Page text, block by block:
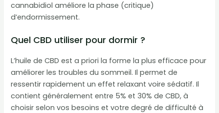
cannabidiol améliore la phase (critique)
d’endormissement.
Quel CBD utiliser pour dormir ?
L’huile de CBD est a priori la forme la plus efficace pour
améliorer les troubles du sommeil. Il permet de
ressentir rapidement un effet relaxant voire sédatif. Il
contient généralement entre 5% et 30% de CBD, à
choisir selon vos besoins et votre degré de difficulté à